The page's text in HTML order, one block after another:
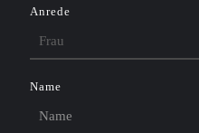
Anrede
Name